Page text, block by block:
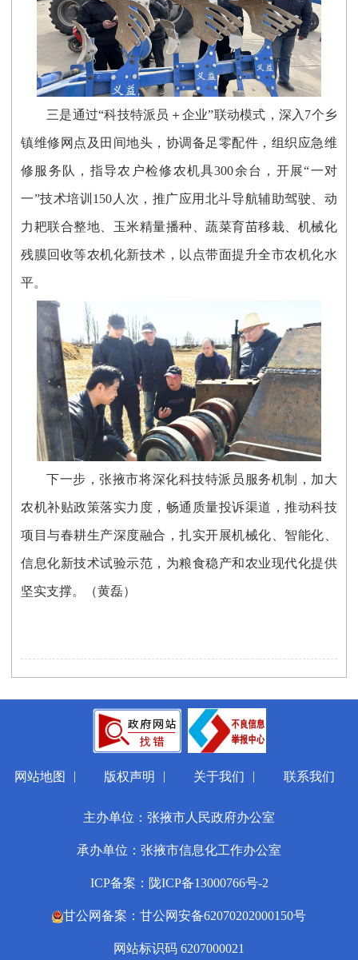
三是通过“科技特派员＋企业”联动模式，深入7个乡
镇维修网点及田间地头，协调备足零配件，组织应急维
修服务队，指导农户检修农机具300余台，开展“一对
一”技术培训150人次，推广应用北斗导航辅助驾驶、动
力耙联合整地、玉米精量播种、蔬菜育苗移栽、机械化
残膜回收等农机化新技术，以点带面提升全市农机化水
平。
下一步，张掖市将深化科技特派员服务机制，加大
农机补贴政策落实力度，畅通质量投诉渠道，推动科技
项目与春耕生产深度融合，扎实开展机械化、智能化、
信息化新技术试验示范，为粮食稳产和农业现代化提供
坚实支撑。（黄磊）
网站地图 | 版权声明 | 关于我们 | 联系我们
主办单位：张掖市人民政府办公室
承办单位：张掖市信息化工作办公室
ICP备案：陇ICP备13000766号-2
甘公网备案：甘公网安备62070202000150号
网站标识码 6207000021